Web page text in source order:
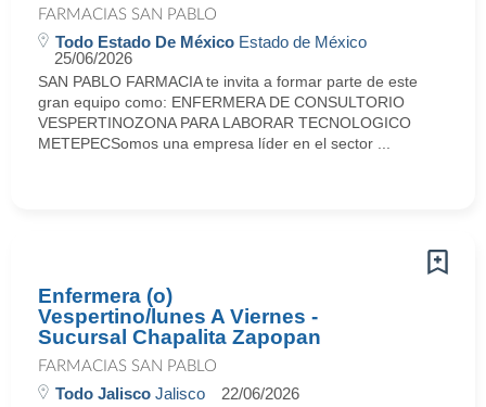
FARMACIAS SAN PABLO
Todo Estado De México Estado de México
25/06/2026
SAN PABLO FARMACIA te invita a formar parte de este
gran equipo como: ENFERMERA DE CONSULTORIO
VESPERTINOZONA PARA LABORAR TECNOLOGICO
METEPECSomos una empresa líder en el sector ...
Enfermera (o)
Vespertino/lunes A Viernes -
Sucursal Chapalita Zapopan
FARMACIAS SAN PABLO
Todo Jalisco Jalisco 22/06/2026